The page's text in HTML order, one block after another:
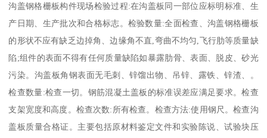
沟盖钢格栅板构件现场检验过程:在沟盖板同一部位应标明标准、生
产日期、生产批次和合格标志。检验数量:全面检查、沟盖钢格栅板
的形状不应有缺乏边掉角、边缘角不直,弯曲不均匀,飞行肋等质量缺
陷;组件的表面不得有任何质量缺陷如暴露肋骨、表面、脱皮、砂光
污染。沟盖板角钢表面无毛刺、锌馏出物、吊锌、露铁、锌渣、。
检查数量:检查一切。钢筋混凝土盖板的标准误差应满足要求。检查
支架宽度和高度。检查次数:所有检查。检查方法:使用钢尺。检查沟
盖板质量合格证。主要包括原材料鉴定文件和实验陈说、试验块压